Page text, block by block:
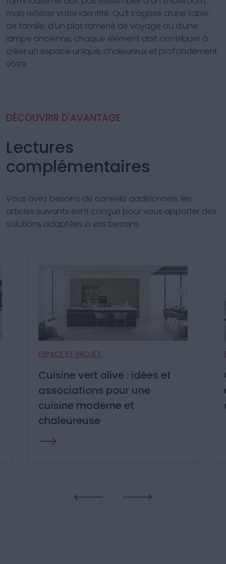
mais refléter votre identité. Qu’il s’agisse d’une table
de famille, d’un plat ramené de voyage ou d’une
lampe ancienne, chaque élément doit contribuer à
créer un espace unique, chaleureux et profondément
vôtre.
DÉCOUVRIR D'AVANTAGE
Lectures
complémentaires
Vous avez besoins de conseils additionnels, les
articles suivants sont conçus pour vous apporter des
solutions adaptées à vos besoins.
ESPACE ET PROJET
Cuisine gris anthracite : idées
et associations pour une
cuisine moderne et élégante